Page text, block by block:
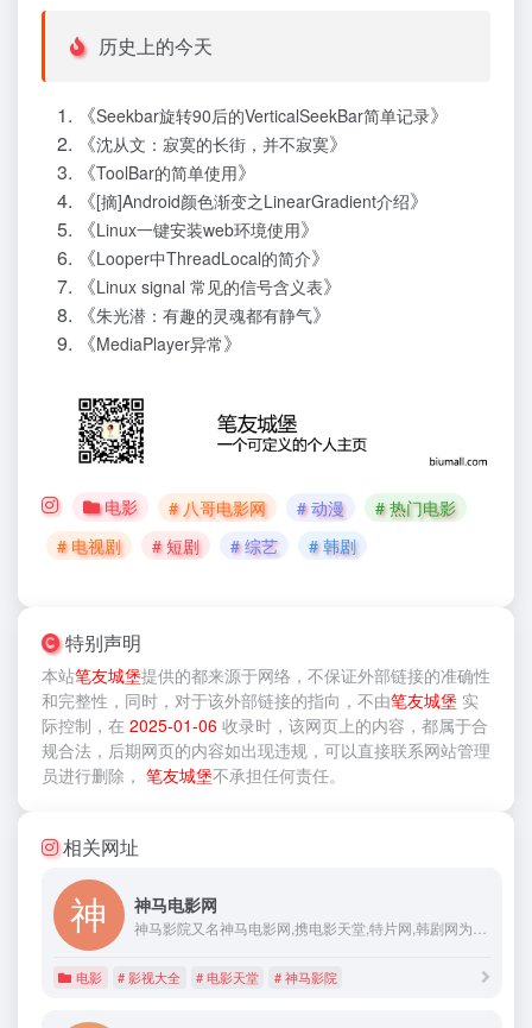
历史上的今天
《Seekbar旋转90后的VerticalSeekBar简单记录》
《沈从文：寂寞的长街，并不寂寞》
《ToolBar的简单使用》
《[摘]Android颜色渐变之LinearGradient介绍》
《Linux一键安装web环境使用》
《Looper中ThreadLocal的简介》
《Linux signal 常见的信号含义表》
《朱光潜：有趣的灵魂都有静气》
《MediaPlayer异常》
电影 # 八哥电影网 # 动漫
# 热门电影
# 电视剧
# 短剧 # 综艺 # 韩剧
特别声明
本站笔友城堡提供的都来源于网络，不保证外部链接的准确性
和完整性，同时，对于该外部链接的指向，不由笔友城堡 实
际控制，在 2025-01-06 收录时，该网页上的内容，都属于合
规合法，后期网页的内容如出现违规，可以直接联系网站管理
员进行删除， 笔友城堡不承担任何责任。
相关网址
神马电影网
电影 # 影视大全 # 电影天堂 # 神马影院